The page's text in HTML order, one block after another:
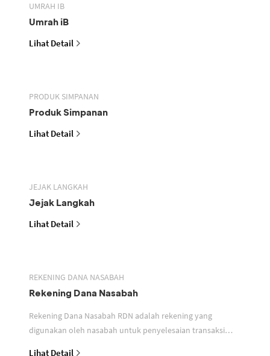
UMRAH IB
Umrah iB
Lihat Detail
PRODUK SIMPANAN
Produk Simpanan
Lihat Detail
JEJAK LANGKAH
Jejak Langkah
Lihat Detail
REKENING DANA NASABAH
Rekening Dana Nasabah
Rekening Dana Nasabah RDN adalah rekening yang
digunakan oleh nasabah untuk penyelesaian transaksi
Lihat Detail